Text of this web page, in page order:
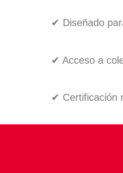
✔ Diseñado
✔ Acceso a
✔ Certificación